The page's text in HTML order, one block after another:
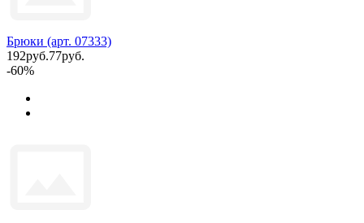
Брюки (арт. 07333)
192руб.77руб.
-60%